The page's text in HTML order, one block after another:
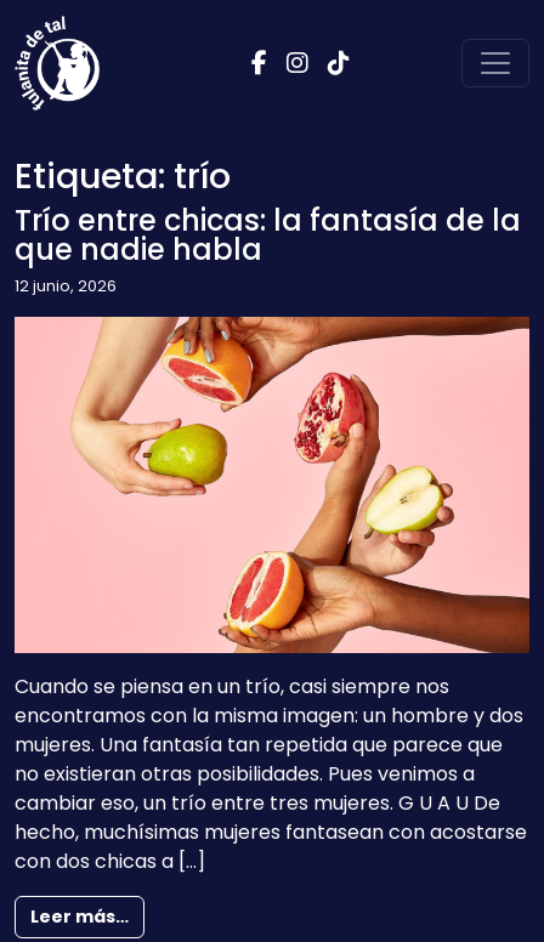
Saltar al contenido
Navegación principal
Etiqueta: trío
Trío entre chicas: la fantasía de la
que nadie habla
12 junio, 2026
Cuando se piensa en un trío, casi siempre nos
encontramos con la misma imagen: un hombre y dos
mujeres. Una fantasía tan repetida que parece que
no existieran otras posibilidades. Pues venimos a
cambiar eso, un trío entre tres mujeres. G U A U De
hecho, muchísimas mujeres fantasean con acostarse
con dos chicas a […]
Leer más…from Trío entre chicas: la fantasía de la que